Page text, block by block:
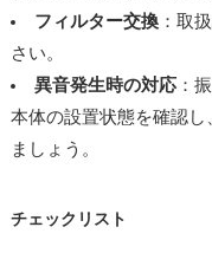
フィルター交換：取
さい。
異音発生時の対応：
本体の設置状態を確認
ましょう。
チェックリスト